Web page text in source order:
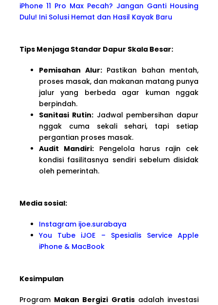
iPhone 11 Pro Max Pecah? Jangan Ganti Housing
Dulu! Ini Solusi Hemat dan Hasil Kayak Baru
Tips Menjaga Standar Dapur Skala Besar:
Pemisahan Alur:Pastikan bahan mentah,
proses masak, dan makanan matang punya
jalur yang berbeda agar kuman nggak
berpindah.
Sanitasi Rutin:Jadwal pembersihan dapur
nggak cuma sekali sehari, tapi setiap
pergantian proses masak.
Audit Mandiri:Pengelola harus rajin cek
kondisi fasilitasnya sendiri sebelum disidak
oleh pemerintah.
Media sosial:
Instagram ijoe.surabaya
You Tube iJOE – Spesialis Service Apple
iPhone & MacBook
Kesimpulan
Program Makan Bergizi Gratisadalah investasi